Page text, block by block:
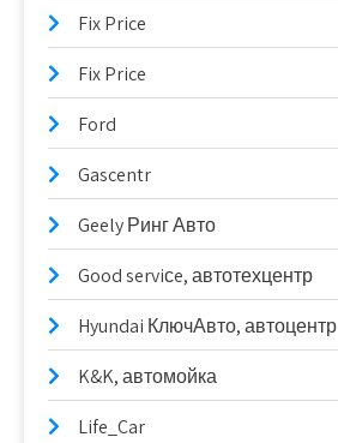
Fix Price
Fix Price
Ford
Gascentr
Geely Ринг Авто
Good serviсe, автотехцентр
Hyundai КлючАвто, автоцентр
K&K, автомойка
Life_Car